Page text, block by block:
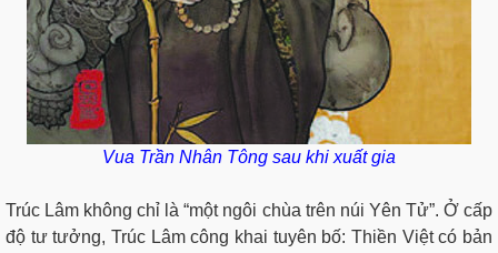
Vua Trần Nhân Tông sau khi xuất gia
Trúc Lâm không chỉ là “một ngôi chùa trên núi Yên Tử”. Ở cấp
độ tư tưởng, Trúc Lâm công khai tuyên bố: Thiền Việt có bản